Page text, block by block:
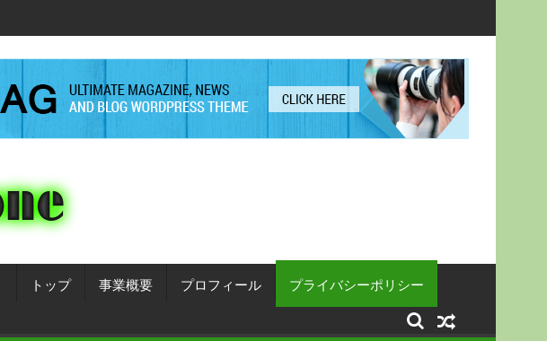
トップ 事業概要 プロフィール プライバシーポリシー